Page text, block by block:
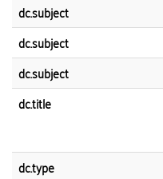
dc.subject
dc.subject
dc.subject
dc.title
dc.type